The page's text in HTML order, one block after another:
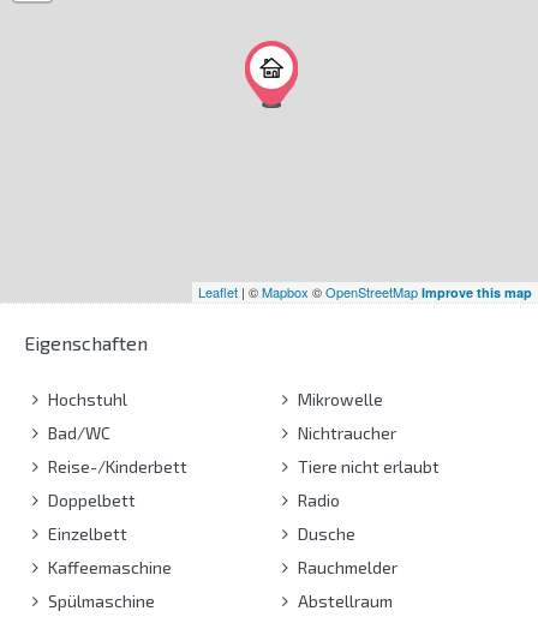
Leaflet | ©Mapbox ©OpenStreetMap Improve this map
Eigenschaften
Hochstuhl
Bad/WC
Reise-/Kinderbett
Doppelbett
Einzelbett
Kaffeemaschine
Spülmaschine
Mikrowelle
Nichtraucher
Tiere nicht erlaubt
Radio
Dusche
Rauchmelder
Abstellraum